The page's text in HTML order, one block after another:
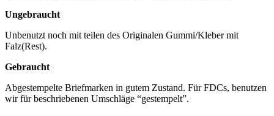
Ungebraucht
Unbenutzt noch mit teilen des Originalen Gummi/Kleber mit
Falz(Rest).
Gebraucht
Abgestempelte Briefmarken in gutem Zustand. Für FDCs, benutzen
wir für beschriebenen Umschläge “gestempelt”.